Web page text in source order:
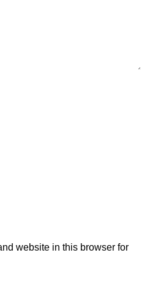
website in this browser for